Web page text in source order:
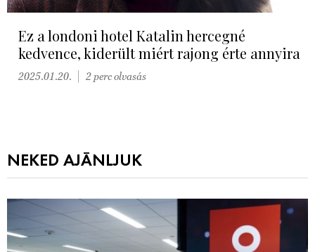
Ez a londoni hotel Katalin hercegné
kedvence, kiderült miért rajong érte annyira
2025.01.20. 2 perc olvasás
NEKED AJÁNLJUK